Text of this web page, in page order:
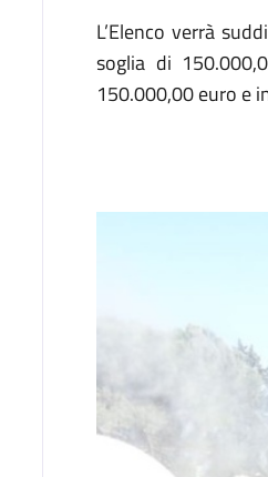
L’Elenco verrà
soglia di
150.000,00 euro e